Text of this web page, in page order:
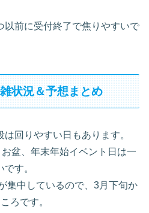
以前に受付終了で焦りやすいで
状況＆予想まとめ
回りやすい日もあります。
盆、年末年始イベント日は一
す。
集中しているので、3月下旬か
ろです。